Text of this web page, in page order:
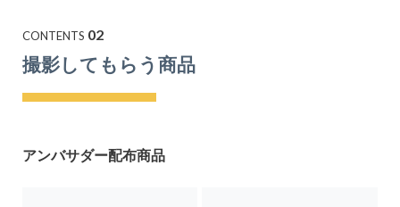
CONTENTS 02
撮影してもらう商品
アンバサダー配布商品